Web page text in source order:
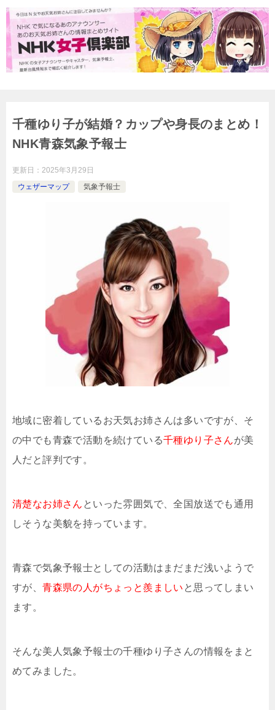
千種ゆり子が結婚？カップや身長のまとめ！
NHK青森気象予報士
更新日： 2025年3月29日
ウェザーマップ
気象予報士
地域に密着しているお天気お姉さんは多いですが、そ
の中でも青森で活動を続けている千種ゆり子さんが美
人だと評判です。
清楚なお姉さん といった雰囲気で、全国放送でも通用
しそうな美貌を持っています。
青森で気象予報士としての活動はまだまだ浅いようで
すが、青森県の人がちょっと羨ましい と思ってしまい
ます。
そんな美人気象予報士の千種ゆり子さんの情報をまと
めてみました。